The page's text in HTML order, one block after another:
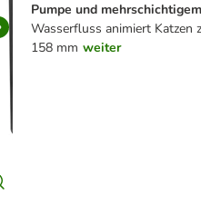
Pumpe und
Wasserfluss animiert Katzen
158 mm weiter